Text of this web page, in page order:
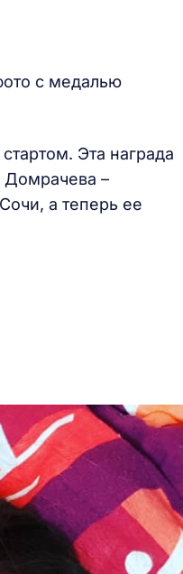
с медалью
Эта награда
Домрачева –
а теперь ее